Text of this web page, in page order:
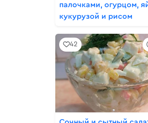
палочками, огурцом,
кукурузой и рисом
42